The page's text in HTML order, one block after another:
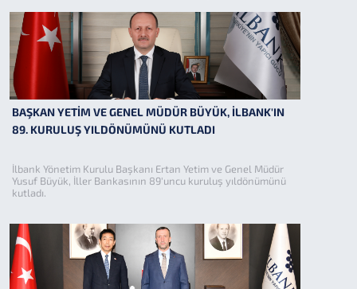
BAŞKAN YETİM VE GENEL MÜDÜR BÜYÜK, İLBANK'IN
89. KURULUŞ YILDÖNÜMÜNÜ KUTLADI
İlbank Yönetim Kurulu Başkanı Ertan Yetim ve Genel Müdür
Yusuf Büyük, İller Bankasının 89'uncu kuruluş yıldönümünü
kutladı.